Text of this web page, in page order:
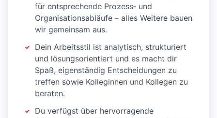
für entsprechende Prozess‑ und
Organisationsabläufe – alles Weitere bauen
wir gemeinsam aus.
Dein Arbeitsstil ist analytisch, strukturiert
und lösungs­orientiert und es macht dir
Spaß, eigenständig Entscheidungen zu
treffen sowie Kolleginnen und Kollegen zu
beraten.
Du verfügst über hervor­ragende